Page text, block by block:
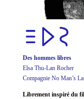
Des hommes libres
Elsa Thu-Lan Rocher
Compagnie No Man’s
Librement inspiré du